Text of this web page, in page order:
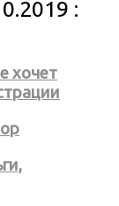
:
хочет